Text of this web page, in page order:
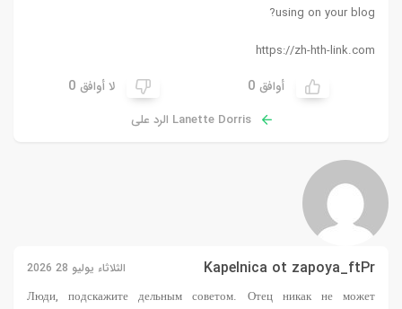
لا أوافق 0
الثلاثاء يوليو 28 2026
Люди, подскажите